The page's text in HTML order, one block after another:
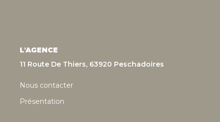
L'AGENCE
11 Route De Thiers, 63920 Peschadoires
Nous contacter
Présentation